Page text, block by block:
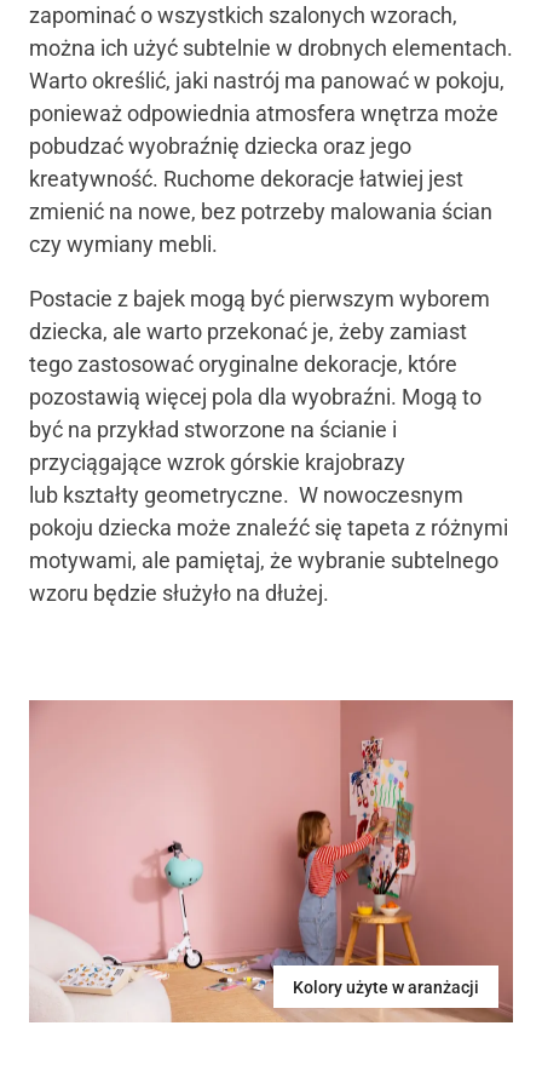
zapominać o wszystkich szalonych wzorach,
można ich użyć subtelnie w drobnych elementach.
Warto określić, jaki nastrój ma panować w pokoju,
ponieważ odpowiednia atmosfera wnętrza może
pobudzać wyobraźnię dziecka oraz jego
kreatywność. Ruchome dekoracje łatwiej jest
zmienić na nowe, bez potrzeby malowania ścian
czy wymiany mebli.
Postacie z bajek mogą być pierwszym wyborem
dziecka, ale warto przekonać je, żeby zamiast
tego zastosować oryginalne dekoracje, które
pozostawią więcej pola dla wyobraźni. Mogą to
być na przykład stworzone na ścianie i
przyciągające wzrok górskie krajobrazy
lub kształty geometryczne. W nowoczesnym
pokoju dziecka może znaleźć się tapeta z różnymi
motywami, ale pamiętaj, że wybranie subtelnego
wzoru będzie służyło na dłużej.
Kolory użyte w aranżacji